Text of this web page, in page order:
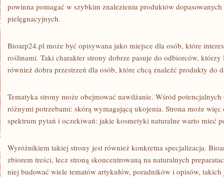
powinna pomagać w szybkim znalezieniu produktów
pielęgnacyjnych.
Bioarp24.pl może być opisywana jako miejsce dla osób, które
roślinami. Taki charakter strony dobrze pasuje do odbiorców,
również dobra przestrzeń dla osób, które chcą znaleźć produkty do
Tematyka strony może obejmować nawilżanie. Wśród
różnymi potrzebami: skórą wymagającą ukojenia. Strona może więc
spektrum pytań i oczekiwań: jakie kosmetyki naturalne warto mieć
Wyróżnikiem takiej strony jest również konkretna specjalizacja.
zbiorem treści, lecz stroną skoncentrowaną na naturalnych
niej budować wiele tematów artykułów, poradników i opisów,